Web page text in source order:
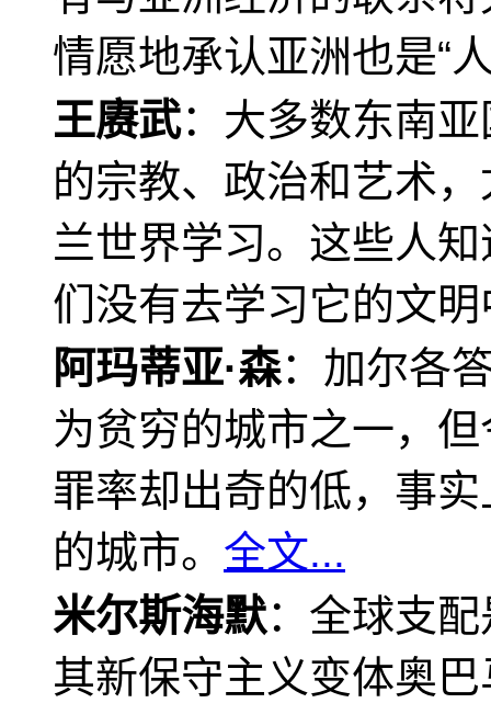
情愿地承认亚洲也是“
王赓武：大多数东南
的宗教、政治和艺术
兰世界学习。这些人
们没有去学习它的文
阿玛蒂亚·森：加尔各
为贫穷的城市之一，
罪率却出奇的低，事
的城市。 全文...
米尔斯海默：全球支
其新保守主义变体奥